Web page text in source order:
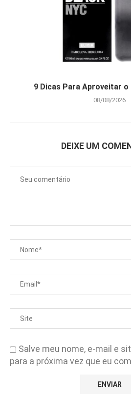
9 Dicas Para Aproveitar o
08/08/2026
DEIXE UM
Salve meu nome, e-mail e
para a próxima vez que eu